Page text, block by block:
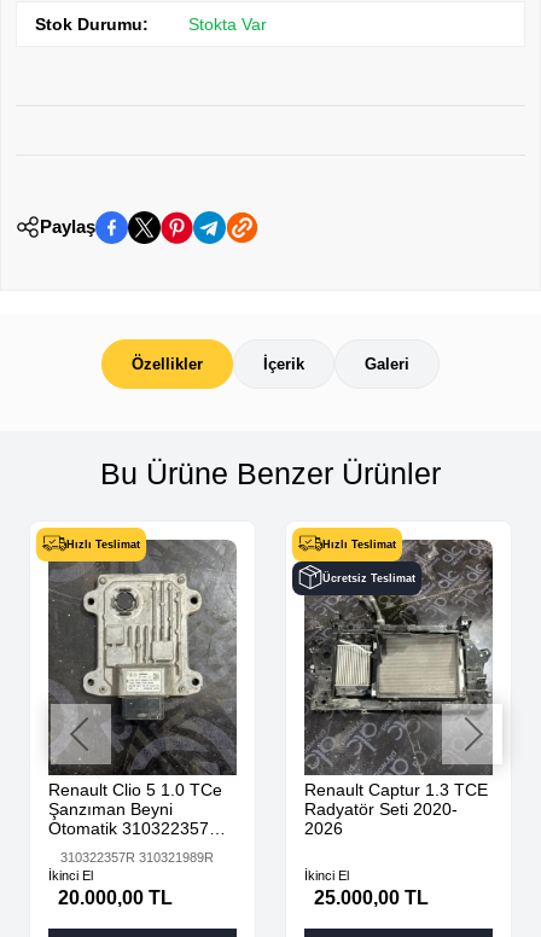
Stok Durumu: Stokta Var
Paylaş
Özellikler İçerik Galeri
Bu Ürüne Benzer Ürünler
Hızlı Teslimat
Renault Clio 5 1.0 TCe
Şanzıman Beyni
Otomatik 310322357R
310322357R 310321989R
İkinci El
20.000,00 TL
Hızlı Teslimat
Ücretsiz Teslimat
Renault Captur 1.3 TCE
Radyatör Seti 2020-
2026
İkinci El
25.000,00 TL